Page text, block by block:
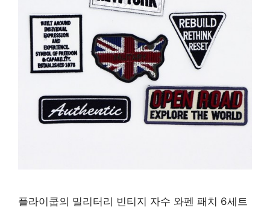
플라이쿱의 밀리터리 빈티지 자수 와펜 패치 6세트